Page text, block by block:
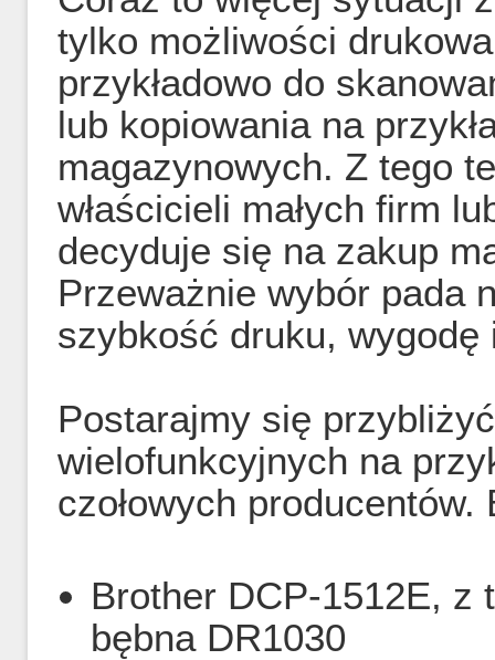
tylko możliwości
przykładowo do
lub kopiowania na
magazynowych. Z tego
właścicieli małych firm
decyduje się na zakup
Przeważnie wybór pada
szybkość druku,
Postarajmy się
wielofunkcyjnych na
czołowych producentów.
Brother DCP-1512E, z
bębna DR1030